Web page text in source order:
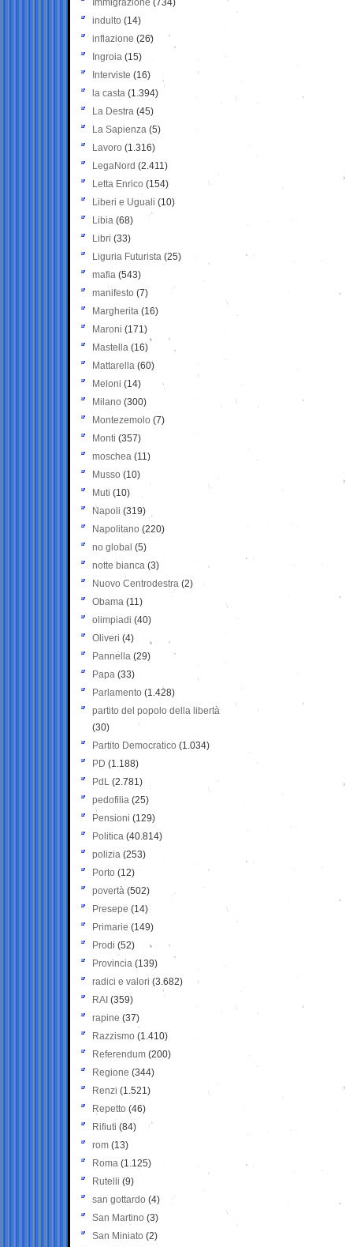
Immigrazione (734)
indulto (14)
inflazione (26)
Ingroia (15)
Interviste (16)
la casta (1.394)
La Destra (45)
La Sapienza (5)
Lavoro (1.316)
LegaNord (2.411)
Letta Enrico (154)
Liberi e Uguali (10)
Libia (68)
Libri (33)
Liguria Futurista (25)
mafia (543)
manifesto (7)
Margherita (16)
Maroni (171)
Mastella (16)
Mattarella (60)
Meloni (14)
Milano (300)
Montezemolo (7)
Monti (357)
moschea (11)
Musso (10)
Muti (10)
Napoli (319)
Napolitano (220)
no global (5)
notte bianca (3)
Nuovo Centrodestra (2)
Obama (11)
olimpiadi (40)
Oliveri (4)
Pannella (29)
Papa (33)
Parlamento (1.428)
partito del popolo della libertà
(30)
Partito Democratico (1.034)
PD (1.188)
PdL (2.781)
pedofilia (25)
Pensioni (129)
Politica (40.814)
polizia (253)
Porto (12)
povertà (502)
Presepe (14)
Primarie (149)
Prodi (52)
Provincia (139)
radici e valori (3.682)
RAI (359)
rapine (37)
Razzismo (1.410)
Referendum (200)
Regione (344)
Renzi (1.521)
Repetto (46)
Rifiuti (84)
rom (13)
Roma (1.125)
Rutelli (9)
san gottardo (4)
San Martino (3)
San Miniato (2)